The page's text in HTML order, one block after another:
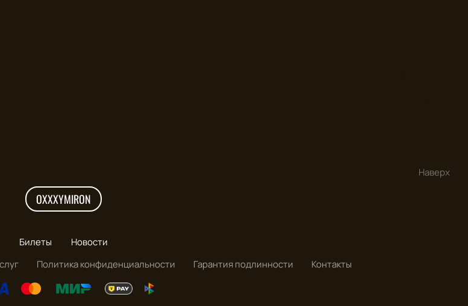
Наверх
OXXXYMIRON
Билеты
Новости
Политика конфиденциальности Гарантия подлинности Контакты